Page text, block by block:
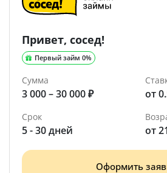
Привет, сосед!
Первый займ 0%
Сумма
3 000 – 30 000 ₽ от
Срок
5 - 30 дней от
Оформить